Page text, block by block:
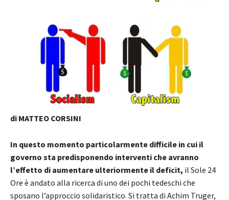
di MATTEO CORSINI
In questo momento particolarmente difficile in cui il
governo sta predisponendo interventi che avranno
l’effetto di aumentare ulteriormente il deficit, il Sole 24
Ore è andato alla ricerca di uno dei pochi tedeschi che
sposano l’approccio solidaristico. Si tratta di Achim Truger,